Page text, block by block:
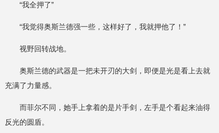
“我全押了”
“我觉得奥斯兰德强一些，这样好了，我就押他了！”
视野回转战地。
奥斯兰德的武器是一把未开刃的大剑，即便是光是看上去就
充满了力量感。
而菲尔不同，她手上拿着的是片手剑，左手是个看起来油得
反光的圆盾。